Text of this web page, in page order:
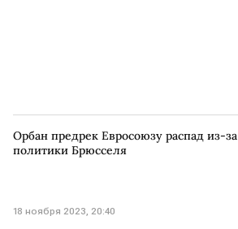
Орбан предрек Евросоюзу распад из-за
политики Брюсселя
18 ноября 2023, 20:40